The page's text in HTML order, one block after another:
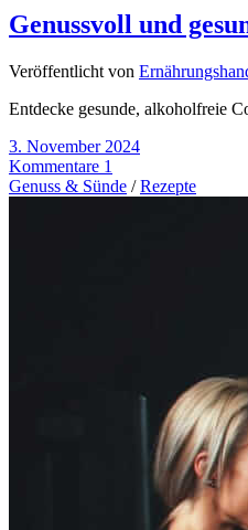
Genussvoll und
Veröffentlicht von
Entdecke gesunde, alkoholfreie
3. November 2024
Kommentare 1
Genuss & Sünde /Rezepte